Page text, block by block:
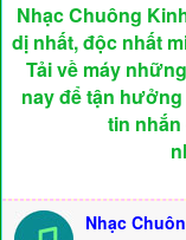
Nhạc Chuông
dị nhất, độc nhất
Tải về máy
nay để tận
tin nhắn
Nhạc